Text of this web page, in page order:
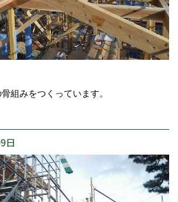
組みをつくっています。
日